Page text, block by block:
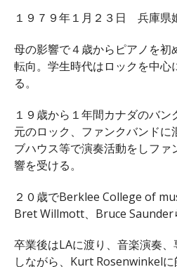
１９７９年１月２３日 兵庫県
母の影響で４歳からピアノを初
転向。学生時代はロックを中心
る。
１９歳から１年間カナダのバ
元のロック、ファンクバンドに
ブハウス等で演奏活動をしフ
響を受ける。
２０歳でBerklee College of
Bret Willmott、Bruce Saunder
卒業後はLAに渡り、音楽演奏
しながら、Kurt Rosenwinkelに